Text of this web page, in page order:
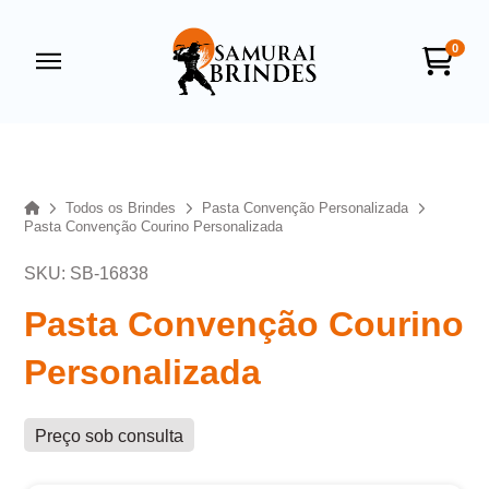
0
HomeTodos os Brindes
Pasta Convenção Personalizada
Pasta Convenção Courino Personalizada
SKU: SB-16838
Pasta Convenção Courino
Personalizada
Preço sob consulta